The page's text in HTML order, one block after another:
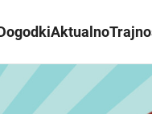
Aktualno
Close search